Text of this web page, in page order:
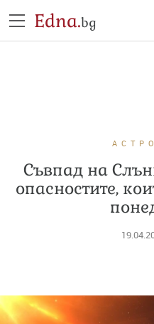
Edna.bg
Съвпад на
опасностите,